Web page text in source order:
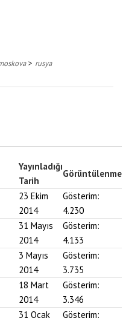
> rusya
Yayınladığı
Tarih
Görüntülenme
23 Ekim
2014
Gösterim:
4.230
31 Mayıs
2014
Gösterim:
4.133
3 Mayıs
2014
Gösterim:
3.735
18 Mart
2014
Gösterim:
3.346
31 Ocak
Gösterim: